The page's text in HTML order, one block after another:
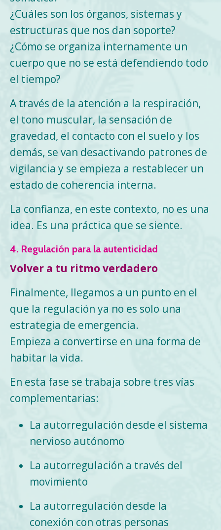
¿Cuáles son los órganos, sistemas y
estructuras que nos dan soporte?
¿Cómo se organiza internamente un
cuerpo que no se está defendiendo todo
el tiempo?
A través de la atención a la respiración,
el tono muscular, la sensación de
gravedad, el contacto con el suelo y los
demás, se van desactivando patrones de
vigilancia y se empieza a restablecer un
estado de coherencia interna.
La confianza, en este contexto, no es una
idea. Es una práctica que se siente.
4. Regulación para la autenticidad
Volver a tu ritmo verdadero
Finalmente, llegamos a un punto en el
que la regulación ya no es solo una
estrategia de emergencia.
Empieza a convertirse en una forma de
habitar la vida.
En esta fase se trabaja sobre tres vías
complementarias:
La autorregulación desde el sistema
nervioso autónomo
La autorregulación a través del
movimiento
La autorregulación desde la
conexión con otras personas